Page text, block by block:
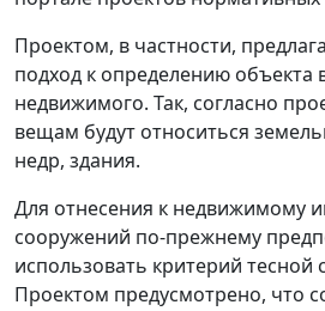
Проектом, в частности,
подход к определению объекта
недвижимого. Так, согласно
вещам будут относиться
недр, здания.
Для отнесения к недвижимому
сооружений по-прежнему
использовать критерий тесной
Проектом предусмотрено, что